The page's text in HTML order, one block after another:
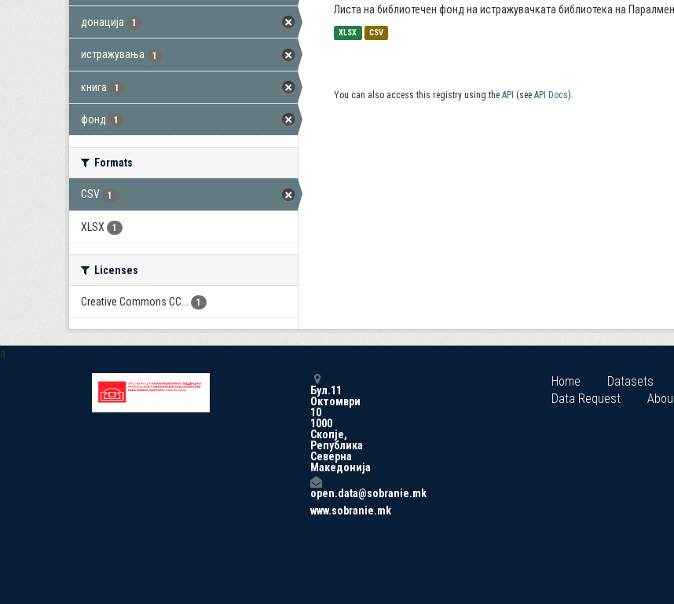
донација 1
истражувања 1
книга 1
фонд 1
Formats
CSV 1
XLSX 1
Licenses
Creative Commons CC... 1
Листа на библиотечен фонд на истражувачката библиотека на
XLSX CSV
You can also access this registry using the API (see API Docs).
a
Бул.11
Октомври
10
1000
Скопје,
Република
Северна
Македонија
open.data@sobranie.mk
www.sobranie.mk
Home Datasets
Data Request